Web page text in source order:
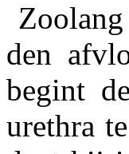
den
begint
urethra